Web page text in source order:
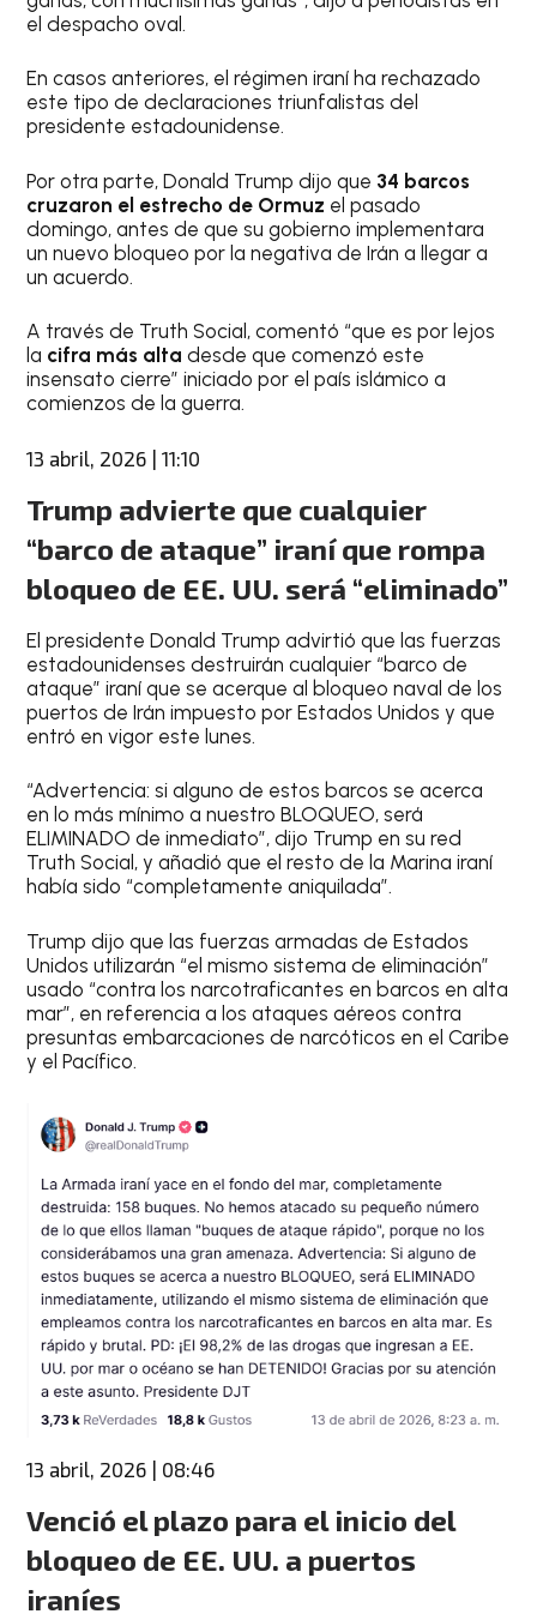
el despacho oval.
En casos anteriores, el régimen iraní ha rechazado
este tipo de declaraciones triunfalistas del
presidente estadounidense.
Por otra parte, Donald Trump dijo que 34 barcos
cruzaron el estrecho de Ormuz el pasado
domingo, antes de que su gobierno implementara
un nuevo bloqueo por la negativa de Irán a llegar a
un acuerdo.
A través de Truth Social, comentó “que es por lejos
la cifra más alta desde que comenzó este
insensato cierre” iniciado por el país islámico a
comienzos de la guerra.
13 abril, 2026 | 11:10
Trump advierte que cualquier
“barco de ataque” iraní que rompa
bloqueo de EE. UU. será “eliminado”
El presidente Donald Trump advirtió que las fuerzas
estadounidenses destruirán cualquier “barco de
ataque” iraní que se acerque al bloqueo naval de los
puertos de Irán impuesto por Estados Unidos y que
entró en vigor este lunes.
“Advertencia: si alguno de estos barcos se acerca
en lo más mínimo a nuestro BLOQUEO, será
ELIMINADO de inmediato”, dijo Trump en su red
Truth Social, y añadió que el resto de la Marina iraní
había sido “completamente aniquilada”.
Trump dijo que las fuerzas armadas de Estados
Unidos utilizarán “el mismo sistema de eliminación”
usado “contra los narcotraficantes en barcos en alta
mar”, en referencia a los ataques aéreos contra
presuntas embarcaciones de narcóticos en el Caribe
y el Pacífico.
13 abril, 2026 | 08:46
Venció el plazo para el inicio del
bloqueo de EE. UU. a puertos
iraníes